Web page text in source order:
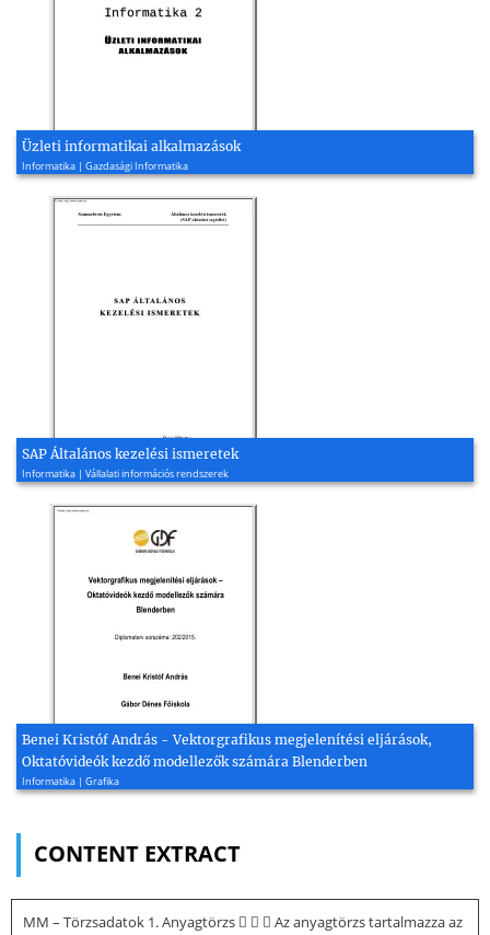
Üzleti informatikai alkalmazások
Informatika | Gazdasági Informatika
SAP Általános kezelési ismeretek
Informatika | Vállalati információs rendszerek
Benei Kristóf András - Vektorgrafikus megjelenítési eljárások,
Oktatóvideók kezdő modellezők számára Blenderben
Informatika | Grafika
CONTENT EXTRACT
MM – Törzsadatok 1. Anyagtörzs    Az anyagtörzs tartalmazza az